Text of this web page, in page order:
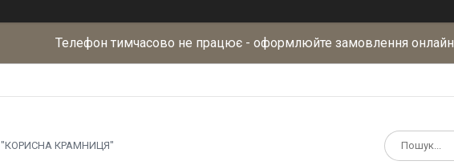
Телефон тимчасово не працює - оформлюйте замовлення онлайн
"КОРИСНА КРАМНИЦЯ"